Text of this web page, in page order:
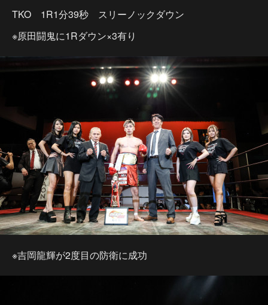
TKO 1R1分39秒 スリーノックダウン
※原田闘鬼に1Rダウン×3有り
※吉岡龍輝が2度目の防衛に成功